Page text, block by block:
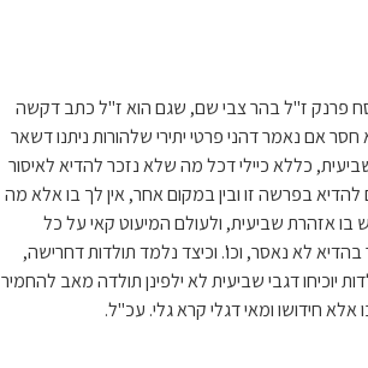
פסח פרנק ז"ל בהר צבי שם, שגם הוא ז"ל כתב דקשה
אם נאמר דהני פרטי יתירי שלהורות ניתנו דשאר
כללא כיילי דכל מה שלא נזכר להדיא לאיסור
להדיא בפרשה זו ובין במקום אחר, אין לך בו אלא מה
אזהרת שביעית, ולעולם המיעוט קאי על כל
לא נאסר, וכו'. וכיצד נלמד תולדות דחרישה,
יוכיחו דגבי שביעית לא ילפינן תולדה מאב להחמיר
אלא חידושו ומאי דגלי קרא גלי. עכ"ל.